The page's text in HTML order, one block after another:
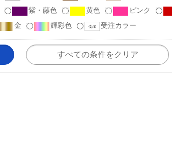
紫・藤色 黄色 ピンク
金 輝彩色 受注カラー